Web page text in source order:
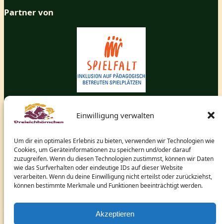
Einwilligung verwalten
Um dir ein optimales Erlebnis zu bieten, verwenden wir Technologien wie
Cookies, um Geräteinformationen zu speichern und/oder darauf
zuzugreifen. Wenn du diesen Technologien zustimmst, können wir Daten
wie das Surfverhalten oder eindeutige IDs auf dieser Website
verarbeiten. Wenn du deine Einwilligung nicht erteilst oder zurückziehst,
können bestimmte Merkmale und Funktionen beeinträchtigt werden.
Akzeptieren
Partner von
Gefördert durch
und dem hessischen Ministerium für Arbeit, Integration,
Jugend und Soziales.